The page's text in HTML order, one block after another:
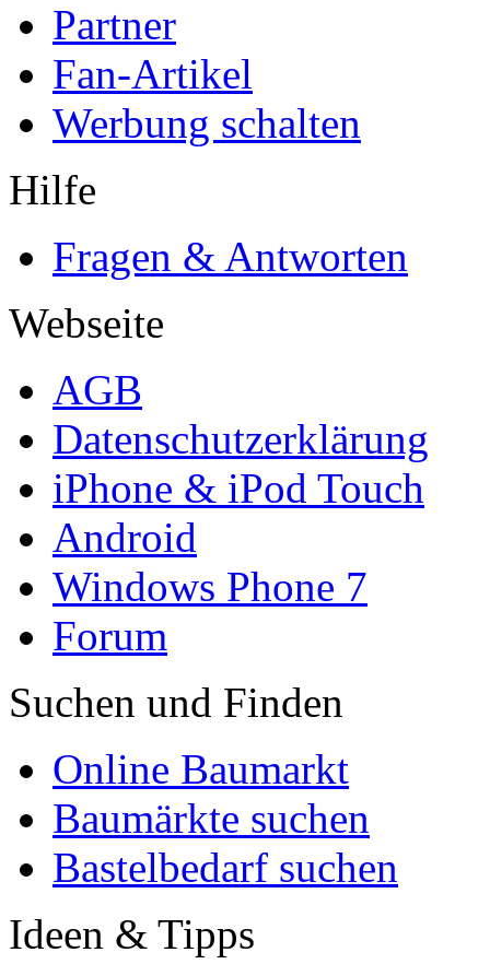
Partner
Fan-Artikel
Werbung schalten
Hilfe
Fragen & Antworten
Webseite
AGB
Datenschutzerklärung
iPhone & iPod Touch
Android
Windows Phone 7
Forum
Suchen und Finden
Online Baumarkt
Baumärkte suchen
Bastelbedarf suchen
Ideen & Tipps